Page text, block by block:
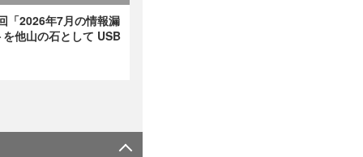
「2026年7月の情報漏
他山の石として USB